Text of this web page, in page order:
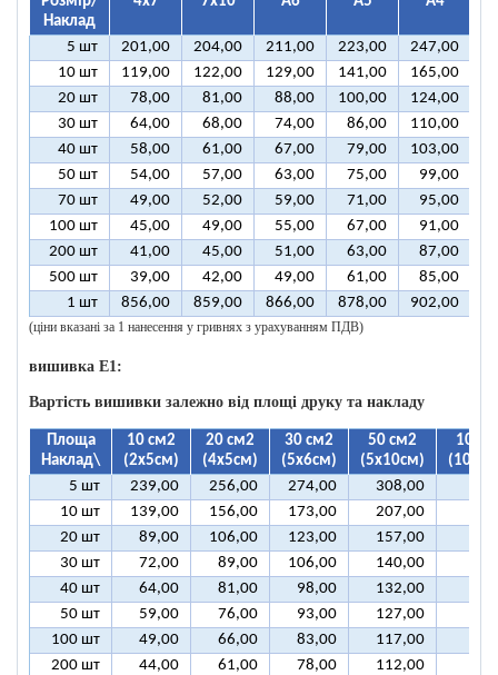
Наклад
5 шт 201,00 204,00 211,00 223,00 247,00
10 шт
119,00 122,00 129,00 141,00 165,00
20 шт
78,00 81,00 88,00 100,00 124,00
30 шт
64,00 68,00 74,00 86,00 110,00
40 шт
58,00 61,00 67,00 79,00 103,00
50 шт
54,00 57,00 63,00 75,00 99,00
70 шт
49,00 52,00 59,00 71,00 95,00
100 шт
45,00 49,00 55,00 67,00 91,00
200 шт
41,00 45,00 51,00 63,00 87,00
500 шт
39,00 42,00 49,00 61,00 85,00
1 шт
856,00 859,00 866,00 878,00 902,00
(ціни вказані за 1 нанесення у гривнях з урахуванням ПДВ)
вишивка E1:
Вартість вишивки залежно від площі друку та накладу
Площа
Наклад\
10 см2
(2х5см)
20 см2
(4х5см)
30 см2
(5х6см)
50 см2
(5х10см)
100
5 шт
239,00 256,00 274,00 308,00
10 шт
139,00 156,00 173,00 207,00
20 шт
89,00 106,00 123,00 157,00
30 шт
72,00 89,00 106,00 140,00
40 шт
64,00 81,00 98,00 132,00
50 шт
59,00 76,00 93,00 127,00
100 шт
49,00 66,00 83,00 117,00
200 шт
44,00 61,00 78,00 112,00